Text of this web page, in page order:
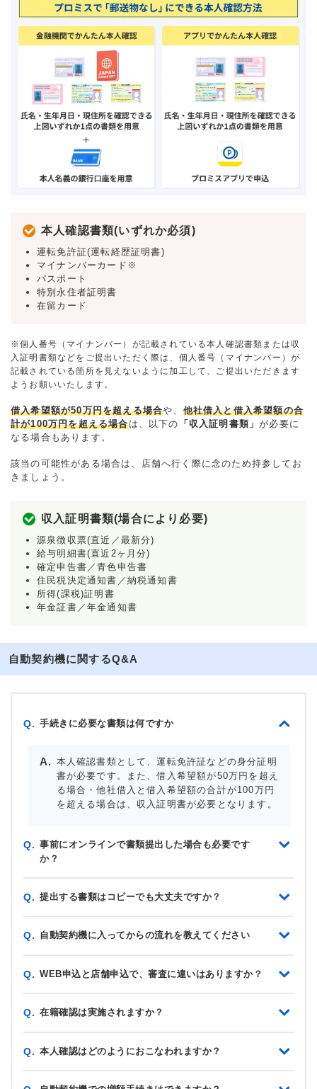
本人確認書類(いずれか必須)
運転免許証(運転経歴証明書)
マイナンバーカード※
パスポート
特別永住者証明書
在留カード
※個人番号（マイナンバー）が記載されている本人確認書類または収
入証明書類などをご提出いただく際は、個人番号（マイナンバー）が
記載されている箇所を見えないように加工して、ご提出いただきます
ようお願いいたします。
借入希望額が50万円を超える場合や、 他社借入と借入希望額の合
計が100万円を超える場合は、以下の 「収入証明書類」が必要に
なる場合もあります。
該当の可能性がある場合は、店舗へ行く際に念のため持参してお
きましょう。
収入証明書類(場合により必要)
源泉徴収票(直近／最新分)
給与明細書(直近2ヶ月分)
確定申告書／青色申告書
住民税決定通知書／納税通知書
所得(課税)証明書
年金証書／年金通知書
自動契約機に関するQ&A
Q. 手続きに必要な書類は何ですか
本人確認書類として、運転免許証などの身分証明
書が必要です。また、借入希望額が50万円を超え
る場合・他社借入と借入希望額の合計が100万円
を超える場合は、収入証明書が必要となります。
Q. 事前にオンラインで書類提出した場合も必要です
か？
Q. 提出する書類はコピーでも大丈夫ですか？
Q. 自動契約機に入ってからの流れを教えてください
Q. WEB申込と店舗申込で、審査に違いはありますか？
Q. 在籍確認は実施されますか？
Q. 本人確認はどのようにおこなわれますか？